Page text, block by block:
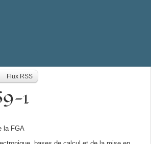
Flux RSS
1
la FGA